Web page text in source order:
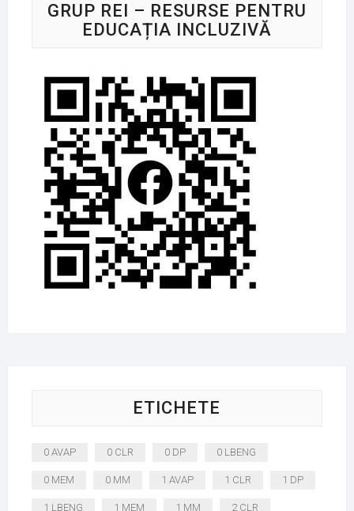
GRUP REI – RESURSE PENTRU
EDUCAȚIA INCLUZIVĂ
ETICHETE
0 AVAP 0 CLR 0 DP 0 LBENG
0 MEM 0 MM 1 AVAP 1 CLR 1 DP
1 LBENG 1 MEM 1 MM 2 CLR